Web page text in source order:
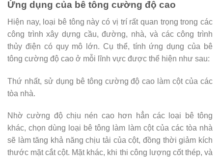
Ứng dụng của bê tông cường độ cao
Hiện nay, loại bê tông này có vị trí rất quan trọng trong các
công trình xây dựng cầu, đường, nhà, và các công trình
thủy điện có quy mô lớn. Cụ thể, tính ứng dụng của bê
tông cường độ cao ở mỗi lĩnh vực được thể hiện như sau:
Thứ nhất, sử dụng bê tông cường độ cao làm cột của các
tòa nhà.
Nhờ cường độ chịu nén cao hơn hẳn các loại bê tông
khác, chọn dùng loại bê tông làm làm cột của các tòa nhà
sẽ làm tăng khả năng chịu tải của cột, đồng thời giảm kích
thước mặt cắt cột. Mặt khác, khi thi công lượng cốt thép, và